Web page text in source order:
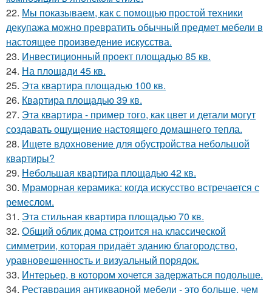
22. Мы показываем, как с помощью простой техники
декупажа можно превратить обычный предмет мебели в
настоящее произведение искусства.
23. Инвестиционный проект площадью 85 кв.
24. На площади 45 кв.
25. Эта квартира площадью 100 кв.
26. Квартира площадью 39 кв.
27. Эта квартира - пример того, как цвет и детали могут
создавать ощущение настоящего домашнего тепла.
28. Ищете вдохновение для обустройства небольшой
квартиры?
29. Небольшая квартира площадью 42 кв.
30. Мраморная керамика: когда искусство встречается с
ремеслом.
31. Эта стильная квартира площадью 70 кв.
32. Общий облик дома строится на классической
симметрии, которая придаёт зданию благородство,
уравновешенность и визуальный порядок.
33. Интерьер, в котором хочется задержаться подольше.
34. Реставрация антикварной мебели - это больше, чем